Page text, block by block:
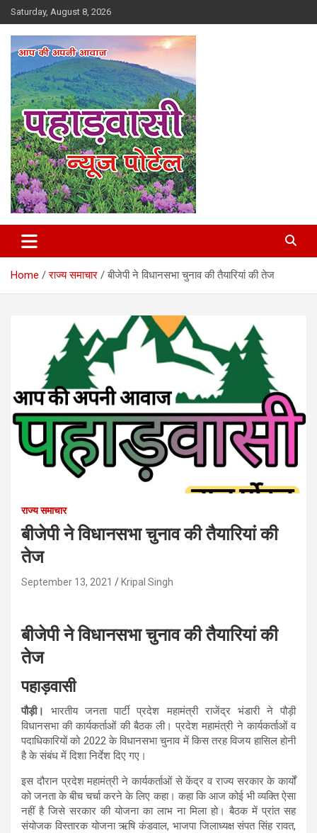
Skip
to
content
Saturday, August 8, 2026
Pahadvasi
Home राज्य समाचार बीजेपी ने विधानसभा चुनाव की तैयारियां की तेज
राज्य समाचार
बीजेपी ने विधानसभा चुनाव की तैयारियां की
तेज
September 13, 2021 Kripal Singh
बीजेपी ने विधानसभा चुनाव की तैयारियां की
तेज
पहाड़वासी
पौड़ी।
भारतीय जनता पार्टी प्रदेश महामंत्री राजेंद्र भंडारी ने पौड़ी
विधानसभा की कार्यकर्ताओं की बैठक ली। प्रदेश महामंत्री ने कार्यकर्ताओं व
पदाधिकारियों को 2022 के विधानसभा चुनाव में किस तरह विजय हासिल होनी
है के संबंध में दिशा निर्देश दिए गए।
इस दौरान प्रदेश महामंत्री ने कार्यकर्ताओं से केंद्र व राज्य सरकार के कार्यों
को जनता के बीच चर्चा करने के लिए कहा। कहा कि आज कोई भी व्यक्ति ऐसा
नहीं है जिसे सरकार की योजना का लाभ ना मिला हो। बैठक में प्रांत सह
संयोजक विस्तारक योजना ऋषि कंडवाल, भाजपा जिलाध्यक्ष संपत सिंह रावत,